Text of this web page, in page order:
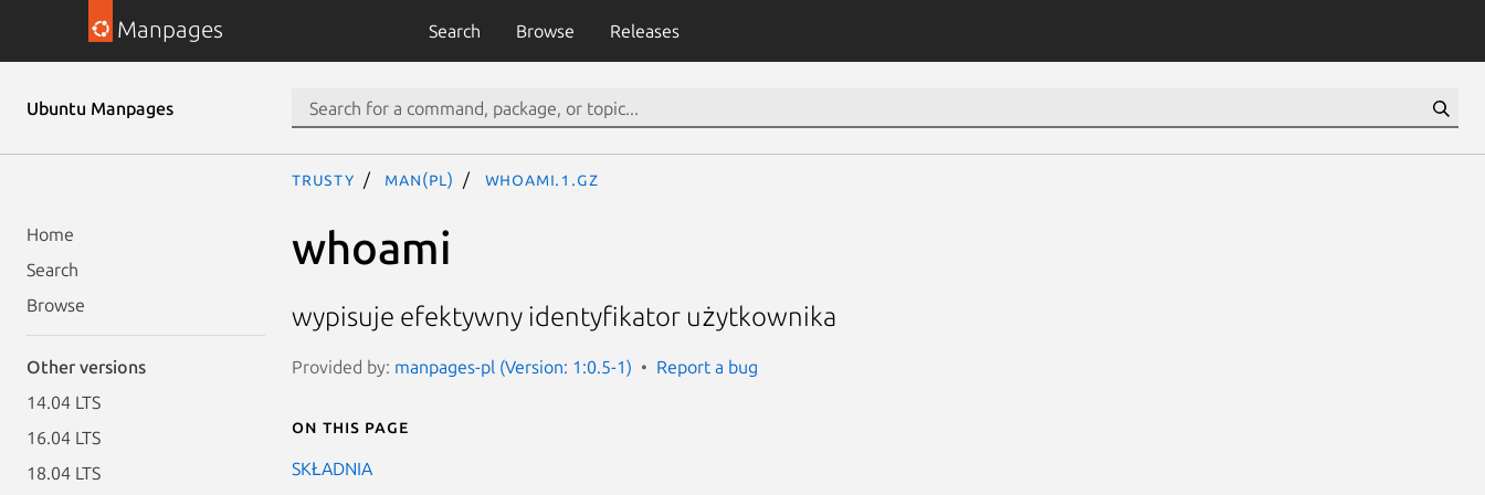
Manpages Search Browse Releases
Ubuntu Manpages
Home
Search
Browse
Other versions
14.04 LTS
16.04 LTS
18.04 LTS
trusty man(pl) whoami.1.gz
whoami
wypisuje efektywny identyfikator użytkownika
Provided by: manpages-pl (Version: 1:0.5-1) Report a bug
On this page
SKŁADNIA